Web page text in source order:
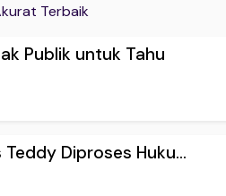
Terbaik
Publik untuk Tahu
Teddy Diproses Huku...